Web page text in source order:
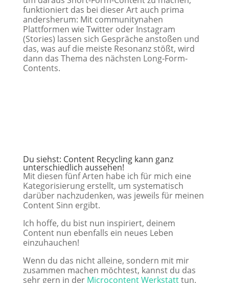
funktioniert das bei dieser Art auch prima
andersherum: Mit communitynahen
Plattformen wie Twitter oder Instagram
(Stories) lassen sich Gespräche anstoßen und
das, was auf die meiste Resonanz stößt, wird
dann das Thema des nächsten Long-Form-
Contents.
Du siehst: Content Recycling kann ganz
unterschiedlich aussehen!
Mit diesen fünf Arten habe ich für mich eine
Kategorisierung erstellt, um systematisch
darüber nachzudenken, was jeweils für meinen
Content Sinn ergibt.
Ich hoffe, du bist nun inspiriert, deinem
Content nun ebenfalls ein neues Leben
einzuhauchen!
Wenn du das nicht alleine, sondern mit mir
zusammen machen möchtest, kannst du das
sehr gern in der Microcontent Werkstatttun.